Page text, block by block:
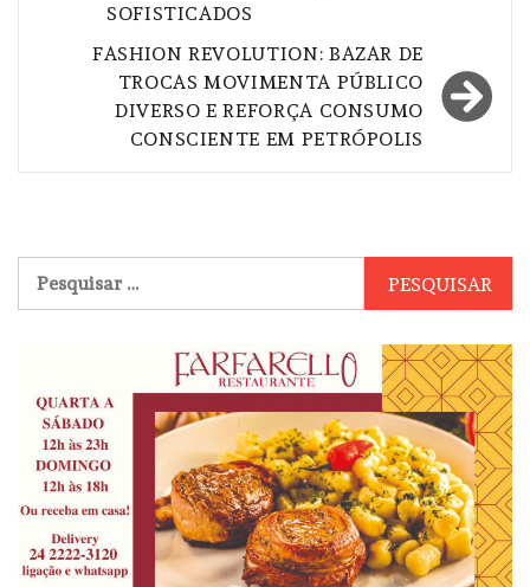
SOFISTICADOS
FASHION REVOLUTION: BAZAR DE
TROCAS MOVIMENTA PÚBLICO
DIVERSO E REFORÇA CONSUMO
CONSCIENTE EM PETRÓPOLIS
por: